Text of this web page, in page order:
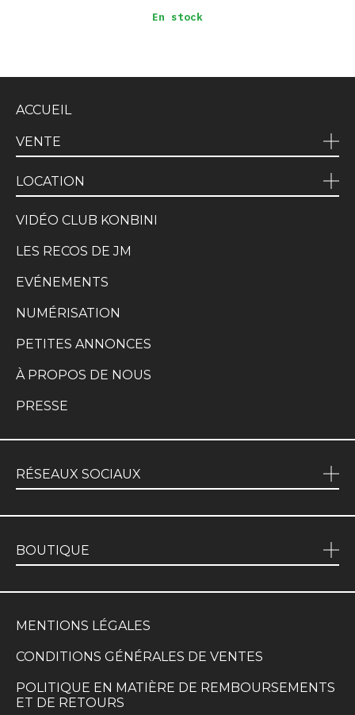
En stock
ACCUEIL
VENTE
LOCATION
VIDÉO CLUB KONBINI
LES RECOS DE JM
EVÉNEMENTS
NUMÉRISATION
PETITES ANNONCES
À PROPOS DE NOUS
PRESSE
RÉSEAUX SOCIAUX
BOUTIQUE
MENTIONS LÉGALES
CONDITIONS GÉNÉRALES DE VENTES
POLITIQUE EN MATIÈRE DE REMBOURSEMENTS
ET DE RETOURS